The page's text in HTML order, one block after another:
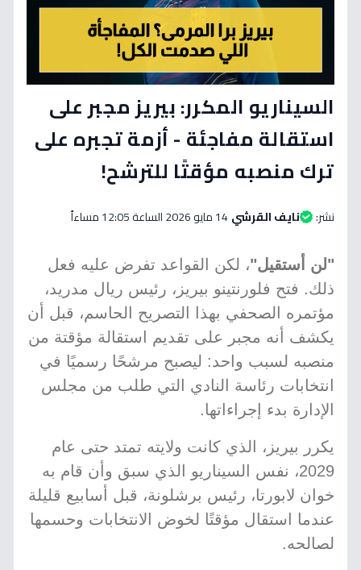
السيناريو المكرر: بيريز مجبر على
استقالة مفاجئة - أزمة تجبره على
ترك منصبه مؤقتًا للترشح!
نشر: نايف القرشي14 مايو 2026 الساعة 12:05 مساءاً
"لن أستقيل"، لكن القواعد تفرض عليه فعل
ذلك. فتح فلورنتينو بيريز، رئيس ريال مدريد،
مؤتمره الصحفي بهذا التصريح الحاسم، قبل أن
يكشف أنه مجبر على تقديم استقالة مؤقتة من
منصبه لسبب واحد: ليصبح مرشحًا رسميًا في
انتخابات رئاسة النادي التي طلب من مجلس
الإدارة بدء إجراءاتها.
يكرر بيريز، الذي كانت ولايته تمتد حتى عام
2029، نفس السيناريو الذي سبق وأن قام به
خوان لابورتا، رئيس برشلونة، قبل أسابيع قليلة
عندما استقال مؤقتًا لخوض الانتخابات وحسمها
لصالحه.